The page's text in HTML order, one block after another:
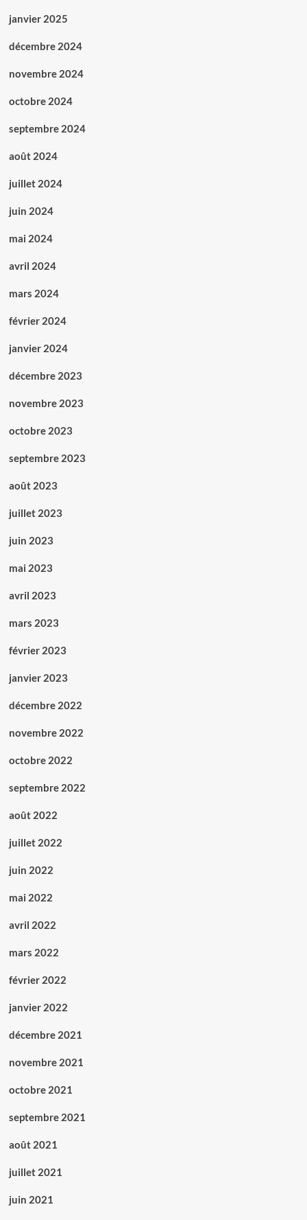
janvier 2025
décembre 2024
novembre 2024
octobre 2024
septembre 2024
août 2024
juillet 2024
juin 2024
mai 2024
avril 2024
mars 2024
février 2024
janvier 2024
décembre 2023
novembre 2023
octobre 2023
septembre 2023
août 2023
juillet 2023
juin 2023
mai 2023
avril 2023
mars 2023
février 2023
janvier 2023
décembre 2022
novembre 2022
octobre 2022
septembre 2022
août 2022
juillet 2022
juin 2022
mai 2022
avril 2022
mars 2022
février 2022
janvier 2022
décembre 2021
novembre 2021
octobre 2021
septembre 2021
août 2021
juillet 2021
juin 2021